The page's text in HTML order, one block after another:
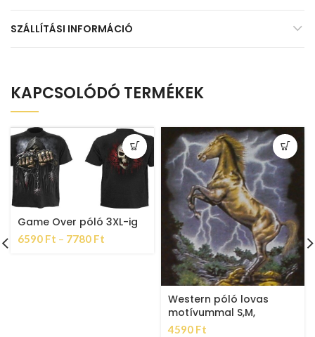
SZÁLLÍTÁSI INFORMÁCIÓ
KAPCSOLÓDÓ TERMÉKEK
Game Over póló 3XL-ig
6590 Ft – 7780 Ft
Western póló lovas
motívummal S,M,
4590 Ft